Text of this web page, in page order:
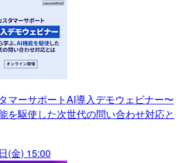
マーサポートAI導入デモウェビナー〜
を駆使した次世代の問い合わせ対応と
(金) 15:00